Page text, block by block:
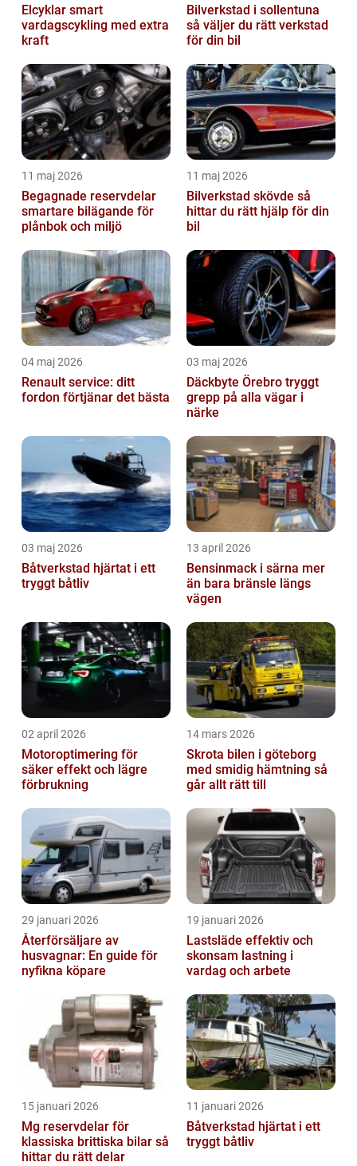
Elcyklar smart
vardagscykling med extra
kraft
Bilverkstad i sollentuna
så väljer du rätt verkstad
för din bil
11 maj 2026
Begagnade reservdelar
smartare bilägande för
plånbok och miljö
11 maj 2026
Bilverkstad skövde så
hittar du rätt hjälp för din
bil
04 maj 2026
Renault service: ditt
fordon förtjänar det bästa
03 maj 2026
Däckbyte Örebro tryggt
grepp på alla vägar i
närke
03 maj 2026
Båtverkstad hjärtat i ett
tryggt båtliv
13 april 2026
Bensinmack i särna mer
än bara bränsle längs
vägen
02 april 2026
Motoroptimering för
säker effekt och lägre
förbrukning
14 mars 2026
Skrota bilen i göteborg
med smidig hämtning så
går allt rätt till
29 januari 2026
Återförsäljare av
husvagnar: En guide för
nyfikna köpare
19 januari 2026
Lastsläde effektiv och
skonsam lastning i
vardag och arbete
15 januari 2026
Mg reservdelar för
klassiska brittiska bilar så
hittar du rätt delar
11 januari 2026
Båtverkstad hjärtat i ett
tryggt båtliv